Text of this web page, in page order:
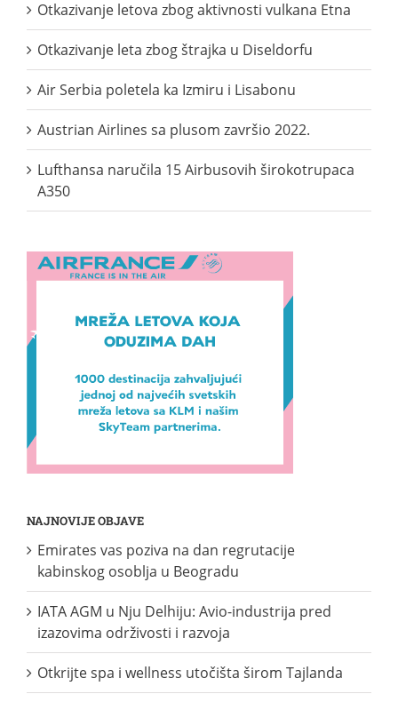
Otkazivanje letova zbog aktivnosti vulkana Etna
Otkazivanje leta zbog štrajka u Diseldorfu
Air Serbia poletela ka Izmiru i Lisabonu
Austrian Airlines sa plusom završio 2022.
Lufthansa naručila 15 Airbusovih širokotrupaca
A350
NAJNOVIJE OBJAVE
Emirates vas poziva na dan regrutacije
kabinskog osoblja u Beogradu
IATA AGM u Nju Delhiju: Avio-industrija pred
izazovima održivosti i razvoja
Otkrijte spa i wellness utočišta širom Tajlanda